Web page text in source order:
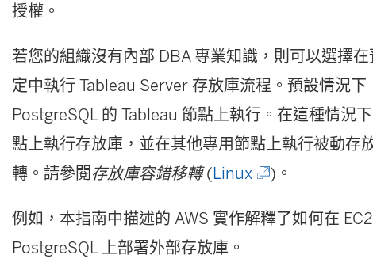
授權。
若您的組織沒有內部 DBA 專業知識，則可以選擇
定中執行 Tableau Server 存放庫流程。預設情況
PostgreSQL 的 Tableau 節點上執行。在這種情況
點上執行存放庫，並在其他專用節點上執行被動存
轉。請參閱 存放庫容錯移轉(Linux(
結
)。
例如，本指南中描述的 AWS 實作解釋了如何在
PostgreSQL 上部署外部存放庫。